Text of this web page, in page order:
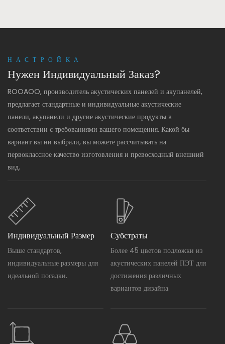
НАСТРОЙКА
Нужен Индивидуальный Заказ?
ROOAOO, производитель акустических панелей и акупанелей,
предлагает стандартные и индивидуальные акустические
панели, акупанели и другие акустические продукты в
соответствии с требованиями вашего помещения. Какой бы
вариант вы ни выбрали, вы можете рассчитывать на
первоклассное качество изготовления и превосходный внешний
вид.
Индивидуальный Размер
Выше стандартов,
индивидуальные размеры для
идеальной посадки.
Субстраты
Более 45 цветов подложки из
акустических панелей ПЭТ для
достижения различных
вариантов дизайна.